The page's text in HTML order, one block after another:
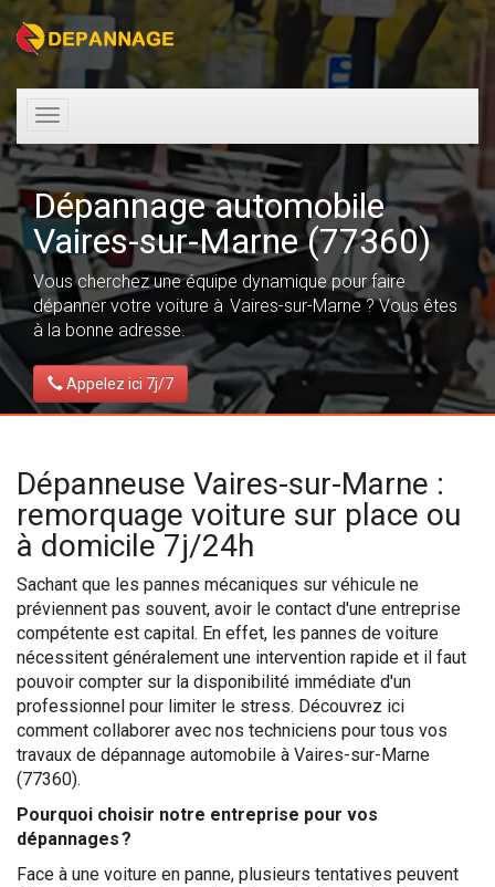
Toggle
navigation
Dépannage automobile
Vaires-sur-Marne (77360)
Vous cherchez une équipe dynamique pour faire
dépanner votre voiture à Vaires-sur-Marne ? Vous êtes
à la bonne adresse.
Appelez ici 7j/7
Dépanneuse Vaires-sur-Marne :
remorquage voiture sur place ou
à domicile 7j/24h
Sachant que les pannes mécaniques sur véhicule ne
préviennent pas souvent, avoir le contact d'une entreprise
compétente est capital. En effet, les pannes de voiture
nécessitent généralement une intervention rapide et il faut
pouvoir compter sur la disponibilité immédiate d'un
professionnel pour limiter le stress. Découvrez ici
comment collaborer avec nos techniciens pour tous vos
travaux de dépannage automobile à Vaires-sur-Marne
(77360).
Pourquoi choisir notre entreprise pour vos
dépannages ?
Face à une voiture en panne, plusieurs tentatives peuvent